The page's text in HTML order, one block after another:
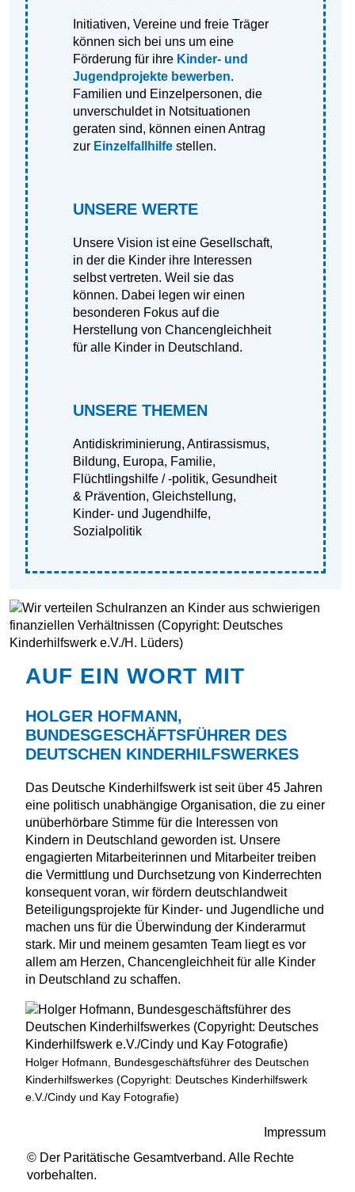
Initiativen, Vereine und freie Träger
können sich bei uns um eine
Förderung für ihre Kinder- und
Jugendprojekte bewerben.
Familien und Einzelpersonen, die
unverschuldet in Notsituationen
geraten sind, können einen Antrag
zur Einzelfallhilfe stellen.
UNSERE WERTE
Unsere Vision ist eine Gesellschaft,
in der die Kinder ihre Interessen
selbst vertreten. Weil sie das
können. Dabei legen wir einen
besonderen Fokus auf die
Herstellung von Chancengleichheit
für alle Kinder in Deutschland.
UNSERE THEMEN
Antidiskriminierung,Antirassismus,
Bildung, Europa, Familie,
Flüchtlingshilfe / -politik,Gesundheit
& Prävention,Gleichstellung,
Kinder- und Jugendhilfe,
Sozialpolitik
AUF EIN WORT MIT
HOLGER HOFMANN,
BUNDESGESCHÄFTSFÜHRER DES
DEUTSCHEN KINDERHILFSWERKES
Das Deutsche Kinderhilfswerk ist seit über 45 Jahren
eine politisch unabhängige Organisation, die zu einer
unüberhörbare Stimme für die Interessen von
Kindern in Deutschland geworden ist. Unsere
engagierten Mitarbeiterinnen und Mitarbeiter treiben
die Vermittlung und Durchsetzung von Kinderrechten
konsequent voran, wir fördern deutschlandweit
Beteiligungsprojekte für Kinder- und Jugendliche und
machen uns für die Überwindung der Kinderarmut
stark. Mir und meinem gesamten Team liegt es vor
allem am Herzen, Chancengleichheit für alle Kinder
in Deutschland zu schaffen.
Holger Hofmann, Bundesgeschäftsführer des Deutschen
Kinderhilfswerkes (Copyright: Deutsches Kinderhilfswerk
e.V./Cindy und Kay Fotografie)
© Der Paritätische Gesamtverband. Alle Rechte
vorbehalten.
Impressum